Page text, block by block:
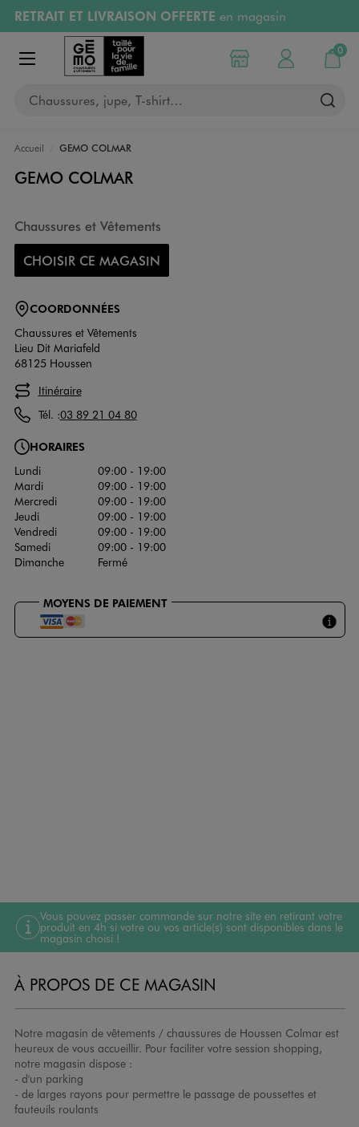
Aller au contenu principal
Aller à la navigation
RETRAIT ET LIVRAISON OFFERTE en magasin
Retours OFFERTSpendant 30 jours
PAYEZ EN 3x SANS FRAIS
RÉSERVATION GRATUITE
Afficher le menu
Chaussures, jupe, T-shirt…
Choisir mon magasin
Mon compte
0
Mon
Accueil GEMO COLMAR
GEMO COLMAR
Chaussures et Vêtements
CHOISIR CE MAGASIN
COORDONNÉES
Chaussures et Vêtements
Lieu Dit Mariafeld
68125 Houssen
Itinéraire
Tél. :03 89 21 04 80
HORAIRES
Lundi
09:00 - 19:00
Mardi
09:00 - 19:00
Mercredi
09:00 - 19:00
Jeudi
09:00 - 19:00
Vendredi
09:00 - 19:00
Samedi
09:00 - 19:00
Dimanche
Fermé
MOYENS DE PAIEMENT
Vous pouvez passer commande sur notre site en retirant votre
produit en 4h si votre ou vos article(s) sont disponibles dans le
magasin choisi !
À PROPOS DE CE MAGASIN
Notre magasin de vêtements / chaussures de Houssen Colmar est
heureux de vous accueillir. Pour faciliter votre session shopping,
notre magasin dispose :
- d'un parking
- de larges rayons pour permettre le passage de poussettes et
fauteuils roulants